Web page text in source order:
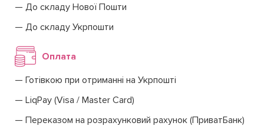
До складу Нової Пошти
До складу Укрпошти
Оплата
Готівкою при отриманні на Укрпошті
LiqPay (Visa / Master Card)
Переказом на розрахунковий рахунок (ПриватБанк)